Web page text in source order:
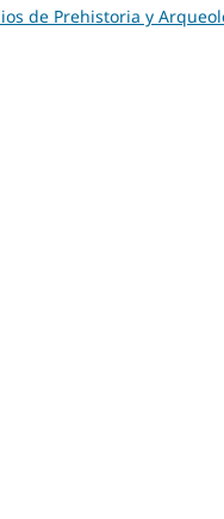
de Prehistoria y